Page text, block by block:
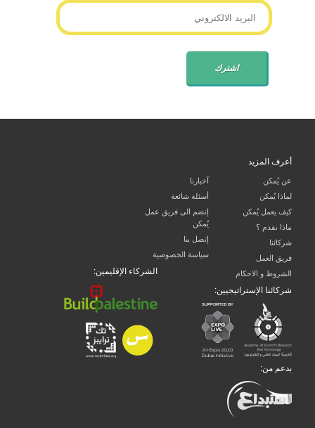
أعرف المزيد
عن يُمكن
لماذا يُمكن
كيف يعمل يُمكن
ماذا نقدم ؟
شركائنا
فريق العمل
الشروط و الاحكام
آخبارنا
أسئلة شائعة
إنضم الى فريق عمل
يُمكن
إتصل بنا
سياسة الخصوصية
الشركاء الإقليمين:
شركائنا الإستراتيجيين:
بدعم من: